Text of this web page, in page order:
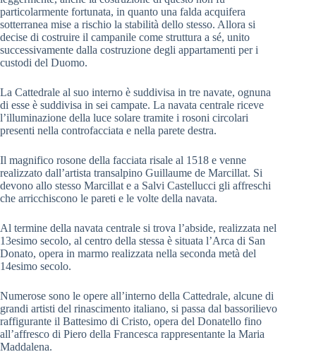
particolarmente fortunata, in quanto una falda acquifera
sotterranea mise a rischio la stabilità dello stesso. Allora si
decise di costruire il campanile come struttura a sé, unito
successivamente dalla costruzione degli appartamenti per i
custodi del Duomo.
La Cattedrale al suo interno è suddivisa in tre navate, ognuna
di esse è suddivisa in sei campate. La navata centrale riceve
l’illuminazione della luce solare tramite i rosoni circolari
presenti nella controfacciata e nella parete destra.
Il magnifico rosone della facciata risale al 1518 e venne
realizzato dall’artista transalpino Guillaume de Marcillat. Si
devono allo stesso Marcillat e a Salvi Castellucci gli affreschi
che arricchiscono le pareti e le volte della navata.
Al termine della navata centrale si trova l’abside, realizzata nel
13esimo secolo, al centro della stessa è situata l’Arca di San
Donato, opera in marmo realizzata nella seconda metà del
14esimo secolo.
Numerose sono le opere all’interno della Cattedrale, alcune di
grandi artisti del rinascimento italiano, si passa dal bassorilievo
raffigurante il Battesimo di Cristo, opera del Donatello fino
all’affresco di Piero della Francesca rappresentante la Maria
Maddalena.